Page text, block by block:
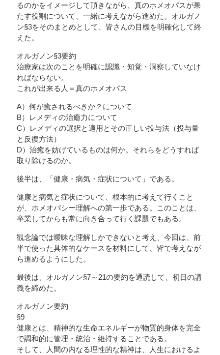
るのかをイメージして頂きながら、真のホメオパスが果
たす役割について、一緒に考えながら進めた。オルガノ
ン§3をそのまとめとして、皆さんの目標を明確化して終
えた。
オルガノン§3要約
治療家は次のことを明確に認識・知覚・洞察していなけ
ればならない。
これが出来る人＝真のホメオパス
A）何が癒されるべきか？について
B）レメディの治癒力について
C）レメディの選択と適用とその正しい投与法（投与量
と反復方法）
D）治癒を妨げているものは何か。それらをどうすれば
取り除けるのか。
後半は、「健康・病気・症状について」である。
健康と病気と症状について、根本的に考えて行くこと
が、ホメオパシー理解への第一歩である。このことは、
卒業してからも常に向き合って行く課題でもある。
観念論では曖昧な理解しかできないと考え、今回は、前
半で使った具体的なケースを材料にして、皆で考えなが
ら進めるようにした。
最後は、オルガノン§7～21の要約を通読して、初日の講
義を締めた。
オルガノン要約
§9
健康とは、精神的な生命エネルギーが物質的身体を完全
で調和的に管理・統治・維持することである。
そして、人間の内なる理性的な精神は、人生におけるよ